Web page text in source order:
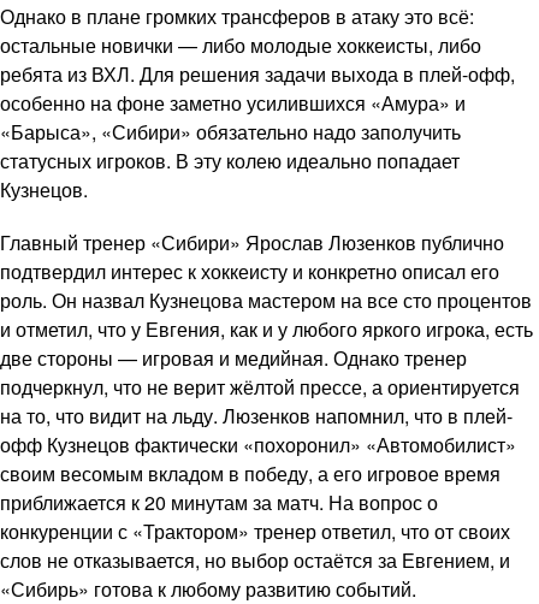
Однако в плане громких трансферов в атаку это всё:
остальные новички — либо молодые хоккеисты, либо
ребята из ВХЛ. Для решения задачи выхода в плей-офф,
особенно на фоне заметно усилившихся «Амура» и
«Барыса», «Сибири» обязательно надо заполучить
статусных игроков. В эту колею идеально попадает
Кузнецов.
Главный тренер «Сибири» Ярослав Люзенков публично
подтвердил интерес к хоккеисту и конкретно описал его
роль. Он назвал Кузнецова мастером на все сто процентов
и отметил, что у Евгения, как и у любого яркого игрока, есть
две стороны — игровая и медийная. Однако тренер
подчеркнул, что не верит жёлтой прессе, а ориентируется
на то, что видит на льду. Люзенков напомнил, что в плей-
офф Кузнецов фактически «похоронил» «Автомобилист»
своим весомым вкладом в победу, а его игровое время
приближается к 20 минутам за матч. На вопрос о
конкуренции с «Трактором» тренер ответил, что от своих
слов не отказывается, но выбор остаётся за Евгением, и
«Сибирь» готова к любому развитию событий.